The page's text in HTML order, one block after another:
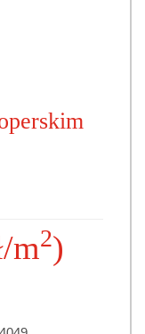
m2)